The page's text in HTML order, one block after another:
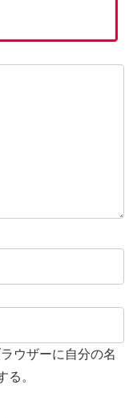
ウザーに自分の名
る。